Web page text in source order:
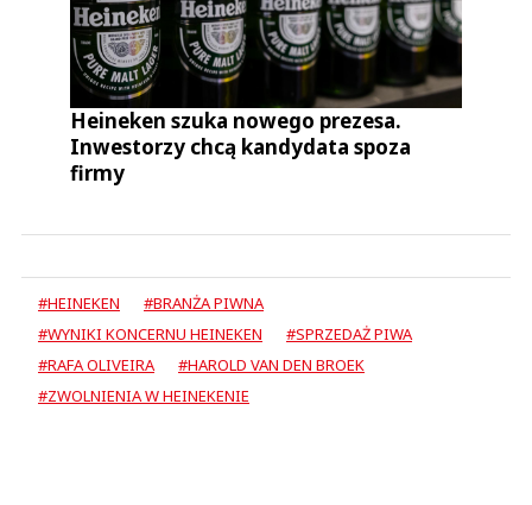
Heineken szuka nowego prezesa.
Inwestorzy chcą kandydata spoza
firmy
#HEINEKEN
#BRANŻA PIWNA
#WYNIKI KONCERNU HEINEKEN
#SPRZEDAŻ PIWA
#RAFA OLIVEIRA
#HAROLD VAN DEN BROEK
#ZWOLNIENIA W HEINEKENIE